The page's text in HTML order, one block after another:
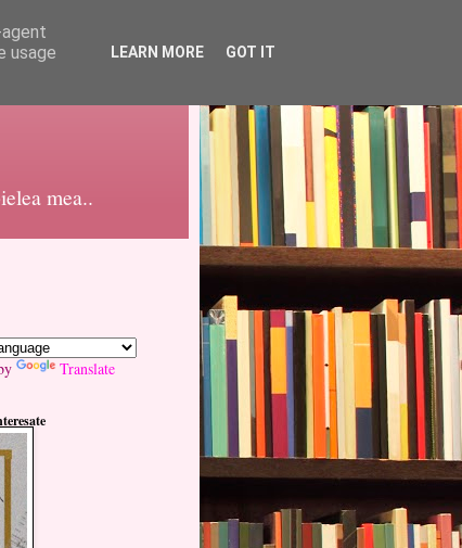
mea..
Translate
usage
LEARN MORE GOT IT